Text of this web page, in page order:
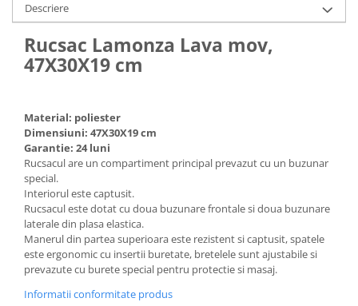
Descriere
Rucsac Lamonza Lava mov,
47X30X19 cm
Material: poliester
Dimensiuni: 47X30X19 cm
Garantie: 24 luni
Rucsacul are un compartiment principal prevazut cu un buzunar
special.
Interiorul este captusit.
Rucsacul este dotat cu doua buzunare frontale si doua buzunare
laterale din plasa elastica.
Manerul din partea superioara este rezistent si captusit, spatele
este ergonomic cu insertii buretate, bretelele sunt ajustabile si
prevazute cu burete special pentru protectie si masaj.
Informatii conformitate produs